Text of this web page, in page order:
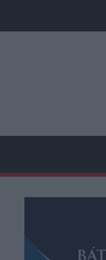
késések